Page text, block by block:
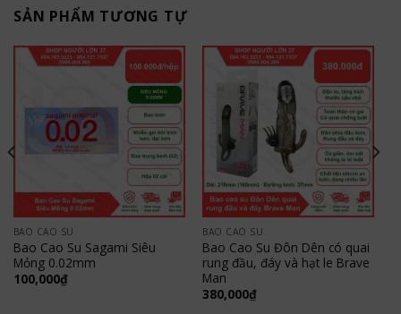
SẢN PHẨM TƯƠNG TỰ
BAO CAO SU
Bao Cao Su Sagami Siêu
Mỏng 0.02mm
100,000₫
BAO CAO SU
Bao Cao Su Đôn Dên có quai
rung đầu, đáy và hạt le Brave
Man
380,000₫